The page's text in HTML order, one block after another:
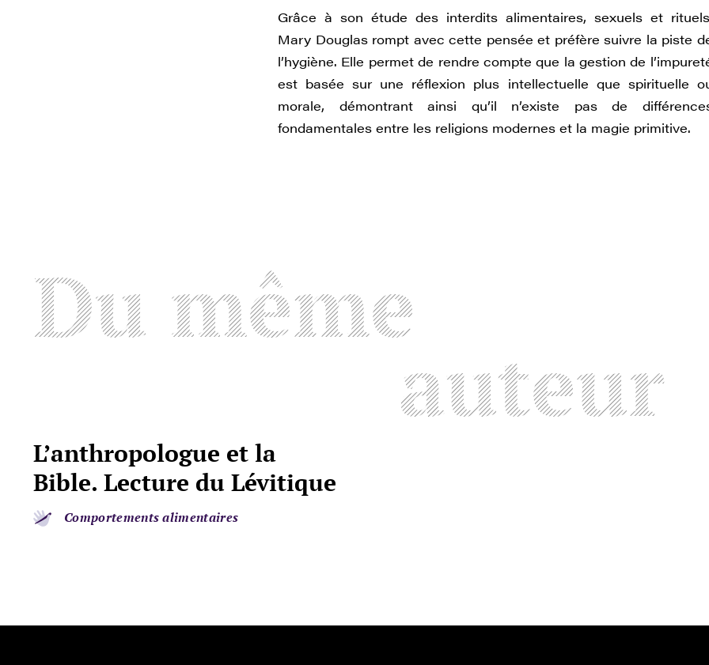
Grâce à son étude des interdits alimentaires, sexuels et
Mary Douglas rompt avec cette pensée et préfère suivre la piste
l’hygiène. Elle permet de rendre compte que la gestion de
est basée sur une réflexion plus intellectuelle que spirituelle
morale, démontrant ainsi qu’il n’existe pas de
fondamentales entre les religions modernes et la magie primitive.
Du même
auteur
L’anthropologue et la
Bible. Lecture du Lévitique
Comportements alimentaires